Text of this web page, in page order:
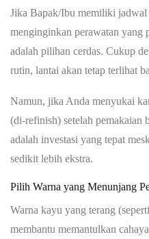
Jika Bapak/Ibu memiliki jadwal
menginginkan perawatan yang
adalah pilihan cerdas. Cukup
rutin, lantai akan tetap terlihat
Namun, jika Anda menyukai
(di-refinish) setelah pemakaian
adalah investasi yang tepat
sedikit lebih ekstra.
Pilih Warna yang Menunjang
Warna kayu yang terang
membantu memantulkan